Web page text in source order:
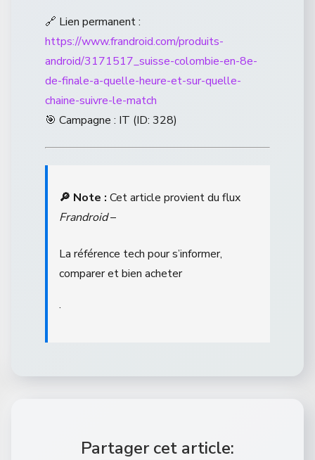
🔗 Lien permanent :
https://www.frandroid.com/produits-
android/3171517_suisse-colombie-en-8e-
de-finale-a-quelle-heure-et-sur-quelle-
chaine-suivre-le-match
🎯 Campagne : IT (ID: 328)
🔎 Note : Cet article provient du flux
Frandroid–
La référence tech pour s’informer,
comparer et bien acheter
.
Partager cet article: